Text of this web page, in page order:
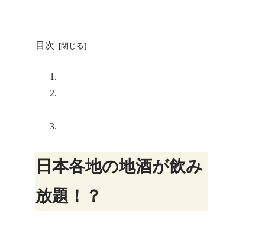
目次
日本各地の地酒が飲み
放題！？